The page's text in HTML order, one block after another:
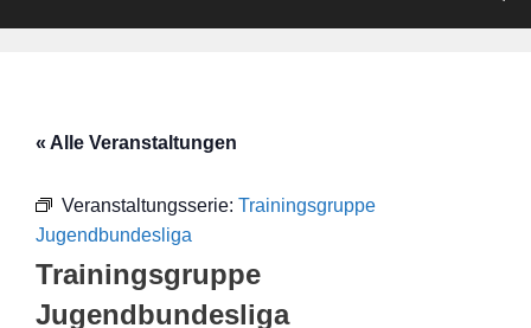
« Alle Veranstaltungen
Veranstaltungsserie: Trainingsgruppe
Jugendbundesliga
Trainingsgruppe
Jugendbundesliga